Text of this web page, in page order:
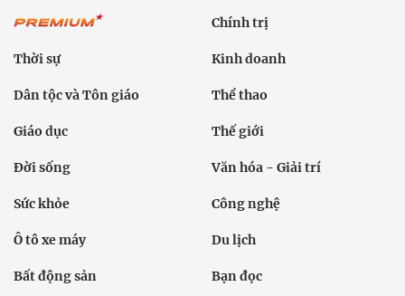
Chính trị
Thời sự Kinh doanh
Dân tộc và Tôn giáo Thể thao
Giáo dục Thế giới
Đời sống Văn hóa - Giải trí
Sức khỏe Công nghệ
Ô tô xe máy Du lịch
Bất động sản Bạn đọc